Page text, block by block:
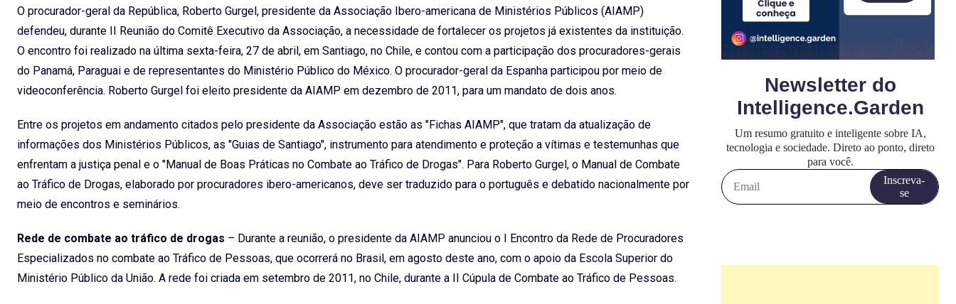
O procurador-geral da República, Roberto Gurgel, presidente da Associação Ibero-americana de Ministérios Públicos (AIAMP)
defendeu, durante II Reunião do Comitê Executivo da Associação, a necessidade de fortalecer os projetos já existentes da instituição.
O encontro foi realizado na última sexta-feira, 27 de abril, em Santiago, no Chile, e contou com a participação dos procuradores-gerais
do Panamá, Paraguai e de representantes do Ministério Público do México. O procurador-geral da Espanha participou por meio de
videoconferência. Roberto Gurgel foi eleito presidente da AIAMP em dezembro de 2011, para um mandato de dois anos.
Entre os projetos em andamento citados pelo presidente da Associação estão as "Fichas AIAMP", que tratam da atualização de
informações dos Ministérios Públicos, as "Guias de Santiago", instrumento para atendimento e proteção a vítimas e testemunhas que
enfrentam a justiça penal e o "Manual de Boas Práticas no Combate ao Tráfico de Drogas". Para Roberto Gurgel, o Manual de Combate
ao Tráfico de Drogas, elaborado por procuradores ibero-americanos, deve ser traduzido para o português e debatido nacionalmente por
meio de encontros e seminários.
Rede de combate ao tráfico de drogas – Durante a reunião, o presidente da AIAMP anunciou o I Encontro da Rede de Procuradores
Especializados no combate ao Tráfico de Pessoas, que ocorrerá no Brasil, em agosto deste ano, com o apoio da Escola Superior do
Ministério Público da União. A rede foi criada em setembro de 2011, no Chile, durante a II Cúpula de Combate ao Tráfico de Pessoas.